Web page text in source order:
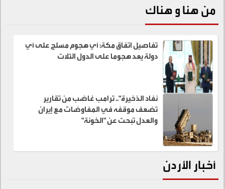
من هنا و هناك
تفاصيل اتفاق مكة: أي هجوم مسلح على أي
دولة يعد هجوما على الدول الثلاث
نفاد الذخيرة".. ترامب غاضب من تقارير
تضعف موقفه في المفاوضات مع إيران
والعدل تبحث عن "الخونة"
أخبار الأردن